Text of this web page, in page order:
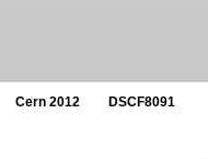
Cern 2012 DSCF8091